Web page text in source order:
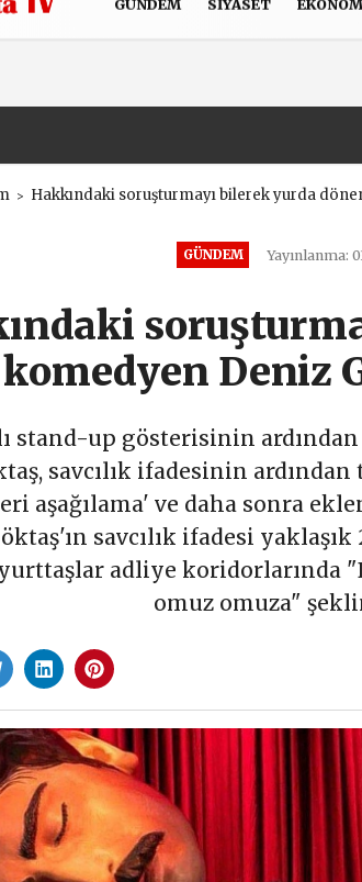
Politikası
GÜNDEM SIYASET
Hakkındaki soruşturmayı bilerek yurda
GÜNDEM Yayınlanma:
komedyen Deniz
stand-up gösterisinin
savcılık ifadesinin
aşağılama' ve daha sonra
savcılık ifadesi
adliye koridorlarında
omuz omuza"